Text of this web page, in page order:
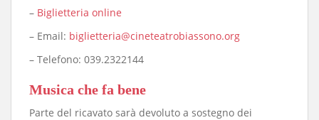
– Biglietteria online
– Email: biglietteria@cineteatrobiassono.org
– Telefono: 039.2322144
Musica che fa bene
Parte del ricavato sarà devoluto a sostegno dei